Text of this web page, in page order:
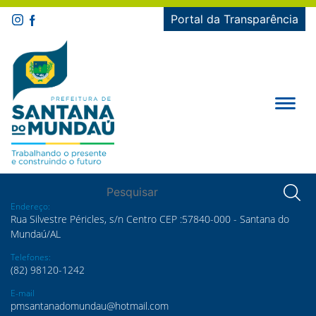
Portal da Transparência
Endereço:
Rua Silvestre Péricles, s/n Centro CEP :57840-000 - Santana do
Mundaú/AL
Telefones:
(82) 98120-1242
E-mail
pmsantanadomundau@hotmail.com